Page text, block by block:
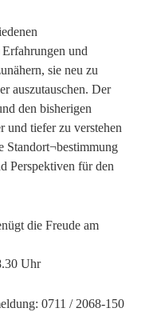
und
sie neu zu
auszutauschen. Der
den bisherigen
und tiefer zu verstehen
Standort¬bestimmung
Perspektiven für den
die Freude am
Uhr
0711 / 2068-150